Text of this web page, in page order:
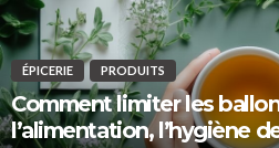
ÉPICERIE PRODUITS
Comment limiter les
l’alimentation, l’hygiène